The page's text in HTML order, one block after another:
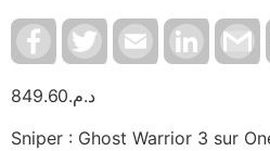
FacebookTwitter Email LinkedIn
د.م.849.60
Sniper : Ghost Warrior 3 sur